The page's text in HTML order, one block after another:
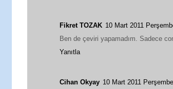
Fikret TOZAK 10 Mart 2011
Ben de çeviri yapamadım. Sadece
Yanıtla
Cihan Okyay 10 Mart 2011